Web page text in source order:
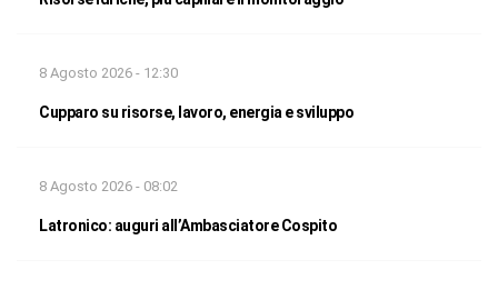
8 Agosto 2026 - 12:30
Cupparo su risorse, lavoro, energia e sviluppo
8 Agosto 2026 - 08:02
Latronico: auguri all’Ambasciatore Cospito